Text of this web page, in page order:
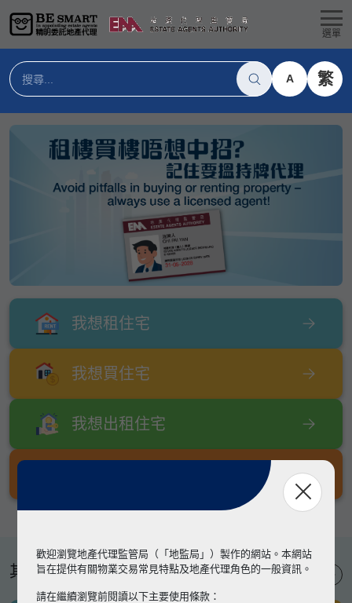
選單
A 繁
我想租住宅
我想買住宅
我想出租住宅
其他專題
歡迎瀏覽地產代理監管局（「地監局」）製作的網站。本網站
旨在提供有關物業交易常見特點及地產代理角色的一般資訊。
請在繼續瀏覽前閱讀以下主要使用條款：